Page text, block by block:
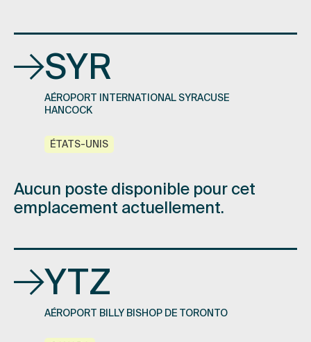
SYR
AÉROPORT INTERNATIONAL SYRACUSE
HANCOCK
ÉTATS-UNIS
Aucun poste disponible pour cet
emplacement actuellement.
YTZ
AÉROPORT BILLY BISHOP DE TORONTO
Inscrivez-vous à notre infolettre pour
recevoir des nouvelles.